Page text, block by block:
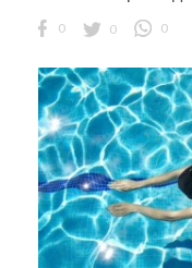
0 0 0